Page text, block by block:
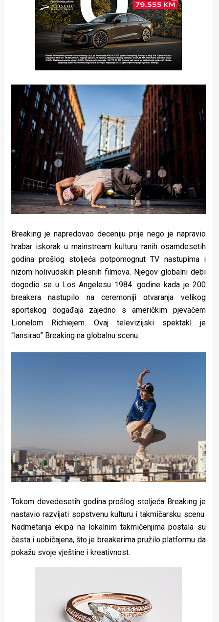
Breaking je napredovao deceniju prije nego je napravio
hrabar iskorak u mainstream kulturu ranih osamdesetih
godina prošlog stoljeća potpomognut TV nastupima i
nizom holivudskih plesnih filmova. Njegov globalni debi
dogodio se u Los Angelesu 1984. godine kada je 200
breakera nastupilo na ceremoniji otvaranja velikog
sportskog događaja zajedno s američkim pjevačem
Lionelom Richiejem. Ovaj televizijski spektakl je
“lansirao” Breaking na globalnu scenu.
Tokom devedesetih godina prošlog stoljeća Breaking je
nastavio razvijati sopstvenu kulturu i takmičarsku scenu.
Nadmetanja ekipa na lokalnim takmičenjima postala su
česta i uobičajena, što je breakerima pružilo platformu da
pokažu svoje vještine i kreativnost.